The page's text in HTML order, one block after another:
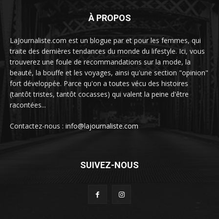
À PROPOS
LaJournaliste.com est un blogue par et pour les femmes, qui
traite des dernières tendances du monde du lifestyle. Ici, vous
trouverez une foule de recommandations sur la mode, la
beauté, la bouffe et les voyages, ainsi qu'une section "opinion"
fort développée. Parce qu'on a toutes vécu des histoires
(tantôt tristes, tantôt cocasses) qui valent la peine d'être
racontées...
Contactez-nous : info@lajournaliste.com
SUIVEZ-NOUS